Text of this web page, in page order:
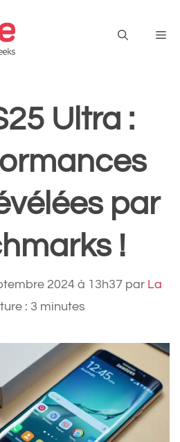
Ultra :
par
!
2024 à 13h37 par La
: 3 minutes